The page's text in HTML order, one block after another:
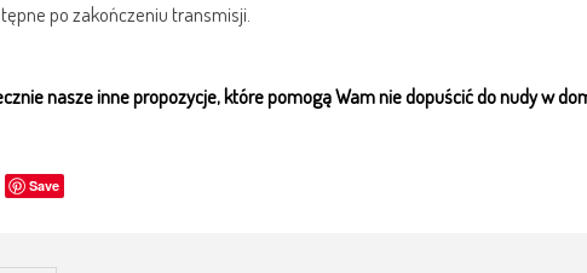
po zakończeniu transmisji.
nasze inne propozycje, które pomogą Wam nie dopuścić do nudy w
Save